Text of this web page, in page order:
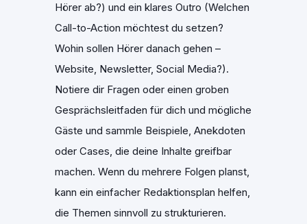
Hörer ab?) und ein klares Outro (Welchen
Call-to-Action möchtest du setzen?
Wohin sollen Hörer danach gehen –
Website, Newsletter, Social Media?).
Notiere dir Fragen oder einen groben
Gesprächsleitfaden für dich und mögliche
Gäste und sammle Beispiele, Anekdoten
oder Cases, die deine Inhalte greifbar
machen. Wenn du mehrere Folgen planst,
kann ein einfacher Redaktionsplan helfen,
die Themen sinnvoll zu strukturieren.